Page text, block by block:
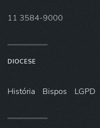
11 3584-9000
DIOCESE
História Bispos LGPD